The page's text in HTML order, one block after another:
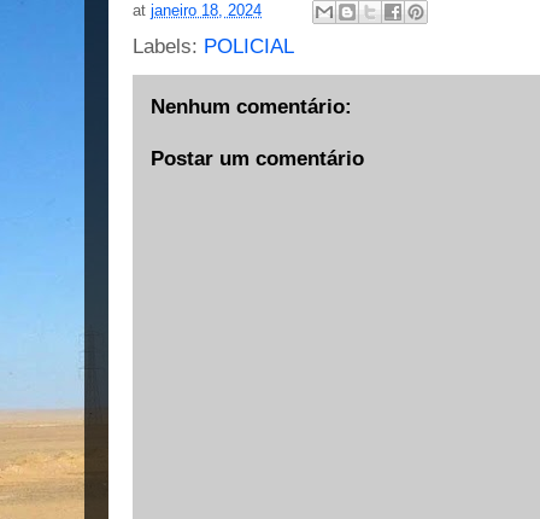
at janeiro 18, 2024
Labels: POLICIAL
Nenhum comentário:
Postar um comentário